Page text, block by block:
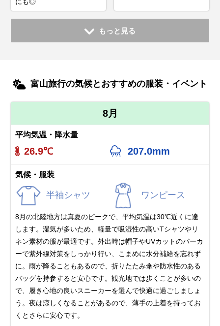
にも◎
もっと見る
富山旅行の気候とおすすめの服装・イベント
8月
平均気温・降水量
26.9℃ 207.0mm
気候・服装
半袖シャツ ワンピース
8月の北陸地方は真夏のピークで、平均気温は30℃近くに達
します。湿気が多いため、軽量で吸湿性の高いTシャツやリ
ネン素材の服が最適です。外出時は帽子やUVカットのパーカ
ーで紫外線対策をしっかり行い、こまめに水分補給を忘れず
に。雨が降ることもあるので、折りたたみ傘や防水性のある
バッグを持参すると安心です。観光地では歩くことが多いの
で、履き心地の良いスニーカーを選んで快適に過ごしましょ
う。夜は涼しくなることがあるので、薄手の上着を持ってお
くとさらに安心です。